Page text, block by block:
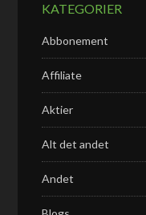
KATEGORIER
Abbonement
Affiliate
Aktier
Alt det andet
Andet